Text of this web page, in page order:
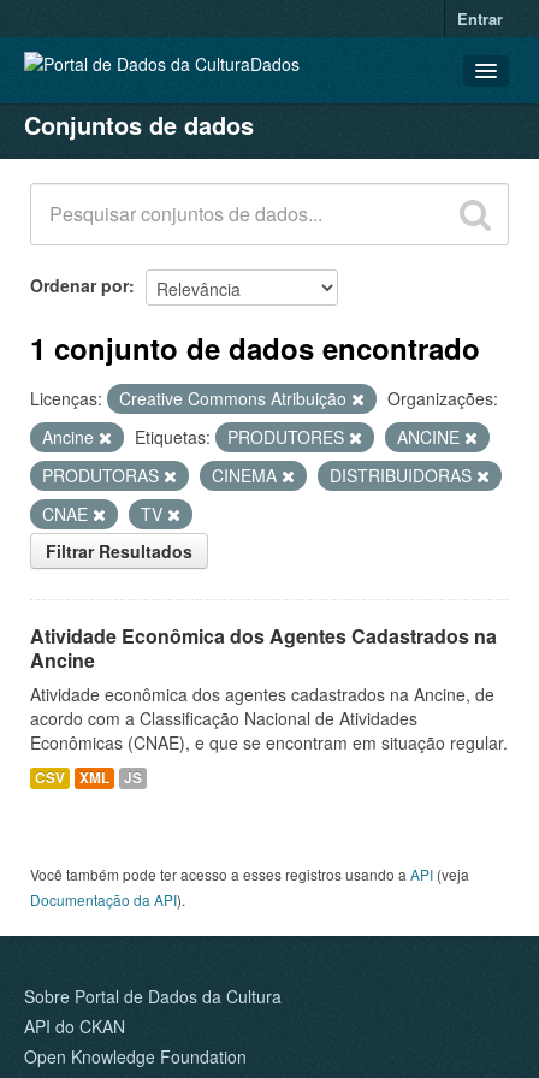
Entrar
CONJUNTOS DE DADOS
ORGANIZAÇÕES
GRUPOS
SOBRE
Conjuntos de dados
Ordenar por
1 conjunto de dados encontrado
Licenças: Creative Commons Atribuição
Organizações:
Ancine
Etiquetas: PRODUTORES
ANCINE
PRODUTORAS
CINEMA
DISTRIBUIDORAS
CNAE
TV
Filtrar Resultados
Atividade Econômica dos Agentes Cadastrados na
Ancine
Atividade econômica dos agentes cadastrados na Ancine, de
acordo com a Classificação Nacional de Atividades
Econômicas (CNAE), e que se encontram em situação regular.
CSV XML JS
Você também pode ter acesso a esses registros usando a API (veja
Documentação da API).
Sobre Portal de Dados da Cultura
API do CKAN
Open Knowledge Foundation